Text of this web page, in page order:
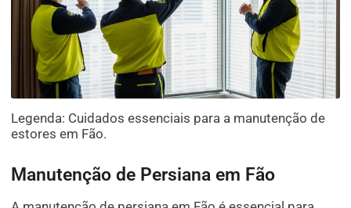
Legenda: Cuidados essenciais para a manutenção de
estores em Fão.
Manutenção de Persiana em Fão